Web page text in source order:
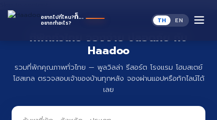
อยากไปที่ไหน?
อยากทำอะไร?
ก็... H TH EN
ที่พักทั่วไทย จองง่าย ปลอดภัย กับ
Haadoo
รวมที่พักคุณภาพทั่วไทย — พูลวิลล่า รีสอร์ต โรงแรม โฮมสเตย์
โฮสเทล ตรวจสอบเจ้าของบ้านทุกหลัง จองผ่านแอปหรือทักไลน์ได้
เลย